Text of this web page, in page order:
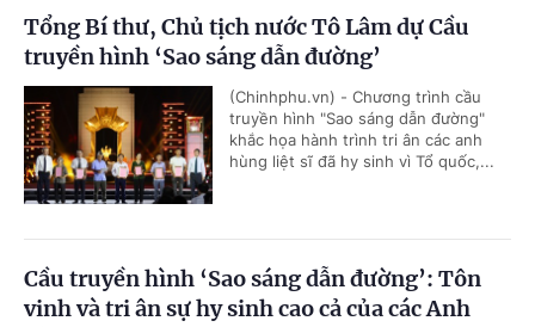
Tổng Bí thư, Chủ tịch nước Tô Lâm dự Cầu
truyền hình ‘Sao sáng dẫn đường’
(Chinhphu.vn) - Chương trình cầu
truyền hình "Sao sáng dẫn đường"
khắc họa hành trình tri ân các anh
hùng liệt sĩ đã hy sinh vì Tổ quốc,...
Cầu truyền hình ‘Sao sáng dẫn đường’: Tôn
vinh và tri ân sự hy sinh cao cả của các Anh